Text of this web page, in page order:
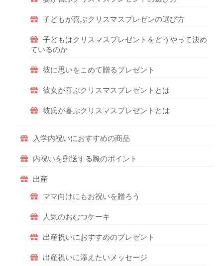
子どもが喜ぶクリスマスプレゼンの選び方
子どもはクリスマスプレゼントをどうやって決め
ているのか
彼に思いをこめて贈るプレゼント
彼女が喜ぶクリスマスプレゼントとは
彼氏が喜ぶクリスマスプレゼントとは
入学内祝いにおすすめの商品
内祝いを郵送する際のポイント
出産
ママ向けにもお祝いを贈ろう
人気のおむつケーキ
出産祝いにおすすめのプレゼント
出産祝いに添えたいメッセージ